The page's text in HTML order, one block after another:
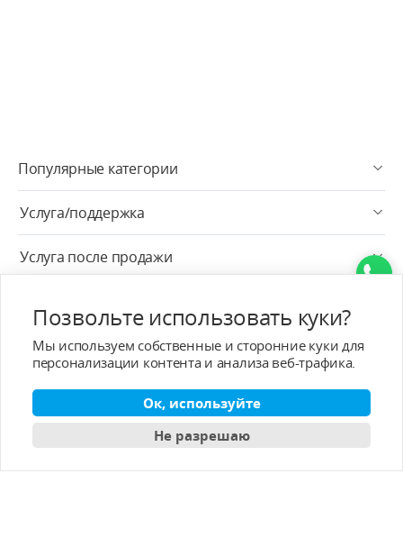
Популярные категории
Услуга/поддержка
Услуга после продажи
Контактная информация
Подписка
Позвольте использовать куки?
Мы используем собственные и сторонние куки для
персонализации контента и анализа веб-трафика.
Ок, используйте
Не разрешаю